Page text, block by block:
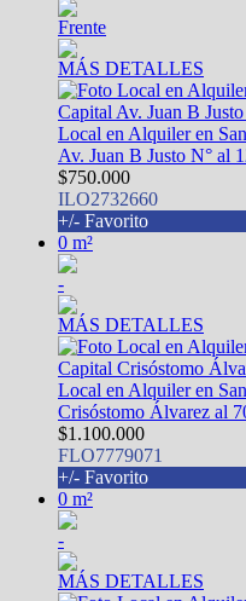
Frente
MÁS DETALLES
Local en Alquiler en
Av. Juan B Justo N° al
$750.000
ILO2732660
+/- Favorito
0 m²
-
MÁS DETALLES
Local en Alquiler en
Crisóstomo Álvarez al
$1.100.000
FLO7779071
+/- Favorito
0 m²
-
MÁS DETALLES